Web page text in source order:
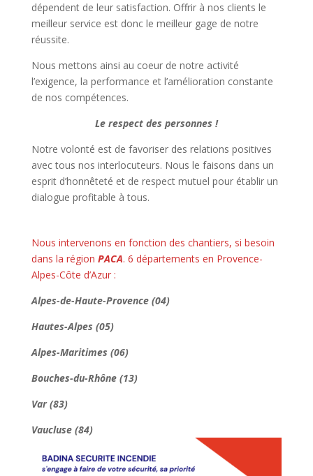
dépendent de leur satisfaction. Offrir à nos clients le
meilleur service est donc le meilleur gage de notre
réussite.
Nous mettons ainsi au coeur de notre activité
l’exigence, la performance et l’amélioration constante
de nos compétences.
Le respect des personnes !
Notre volonté est de favoriser des relations positives
avec tous nos interlocuteurs. Nous le faisons dans un
esprit d’honnêteté et de respect mutuel pour établir un
dialogue profitable à tous.
Nous intervenons en fonction des chantiers, si besoin
dans la région PACA. 6 départements en Provence-
Alpes-Côte d’Azur :
Alpes-de-Haute-Provence (04)
Hautes-Alpes (05)
Alpes-Maritimes (06)
Bouches-du-Rhône (13)
Var (83)
Vaucluse (84)